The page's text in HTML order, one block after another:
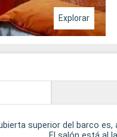
Explorar
superior del barco